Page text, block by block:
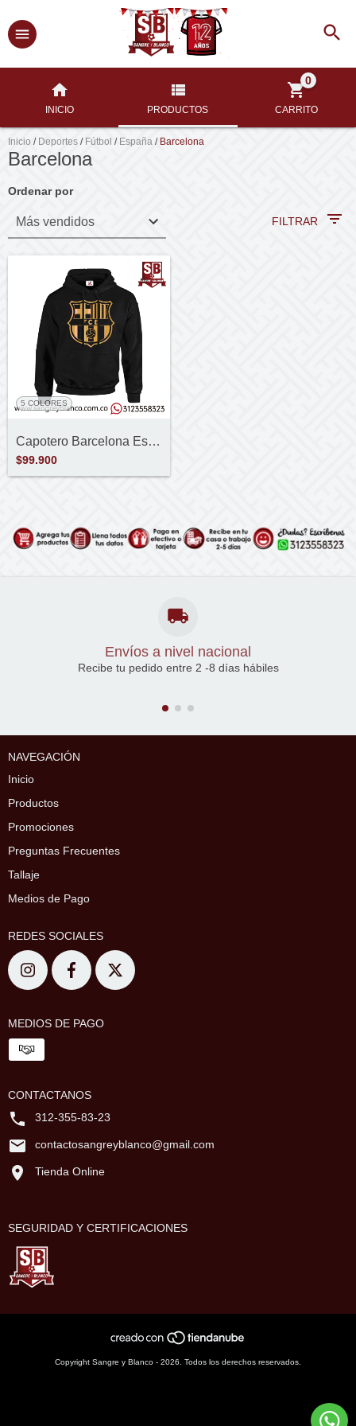
INICIO PRODUCTOS CARRITO
0
Inicio / Deportes / Fútbol / España / Barcelona
Barcelona
Ordenar por
FILTRAR
5 COLORES
Capotero Barcelona Escudo
$99.900
Envíos a nivel nacional
Recibe tu pedido entre 2 -8 días hábiles
NAVEGACIÓN
Inicio
Productos
Promociones
Preguntas Frecuentes
Tallaje
Medios de Pago
REDES SOCIALES
MEDIOS DE PAGO
CONTACTANOS
312-355-83-23
contactosangreyblanco@gmail.com
Tienda Online
SEGURIDAD Y CERTIFICACIONES
Copyright Sangre y Blanco - 2026. Todos los derechos reservados.